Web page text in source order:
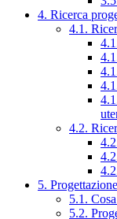
4. Ricerca
4.1.
4.2.
5.
5.1.
5.2.